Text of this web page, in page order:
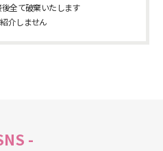
全て破棄いたします
介しません
-